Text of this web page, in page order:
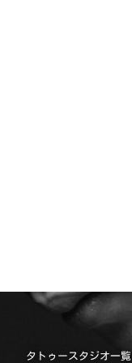
タトゥースタジオ一覧